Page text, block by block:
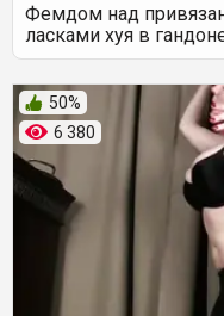
Фемдом над
ласками хуя в
6 380
50%